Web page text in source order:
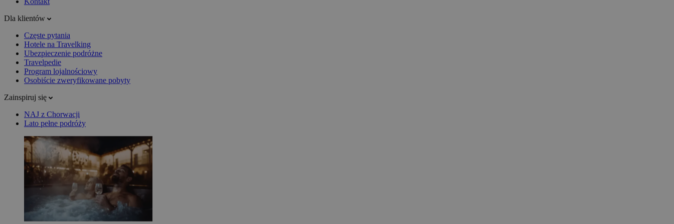
Dla klientów
Częste pytania
Hotele na Travelking
Ubezpieczenie podróżne
Travelpedie
Program lojalnościowy
Osobiście zweryfikowane pobyty
Zainspiruj się
NAJ z Chorwacji
Lato pełne podróży